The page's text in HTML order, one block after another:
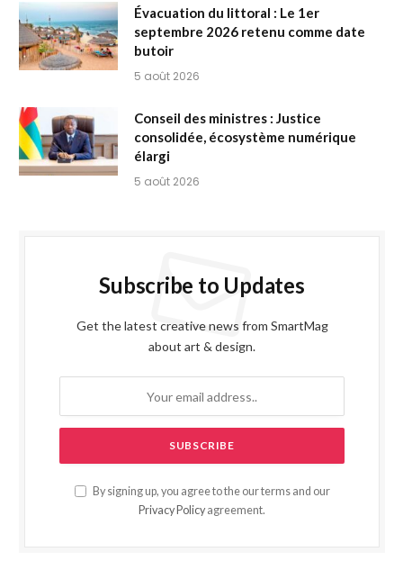
Évacuation du littoral : Le 1er
septembre 2026 retenu comme date
butoir
5 août 2026
Conseil des ministres : Justice
consolidée, écosystème numérique
élargi
5 août 2026
Subscribe to Updates
Get the latest creative news from SmartMag
about art & design.
By signing up, you agree to the our terms and our
Privacy Policy agreement.